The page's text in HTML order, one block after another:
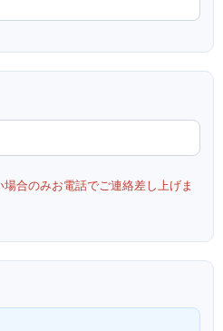
合のみお電話でご連絡差し上げま